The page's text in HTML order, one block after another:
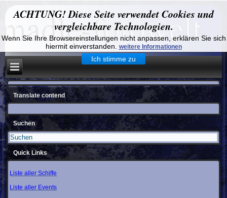
ACHTUNG! Diese Seite verwendet Cookies und
vergleichbare Technologien.
Wenn Sie Ihre Browsereinstellungen nicht anpassen, erklären Sie sich
hiermit einverstanden.
weitere Informationen
Ich stimme zu
Translate contend
Suchen
Quick Links
Liste aller Schiffe
Liste aller Events